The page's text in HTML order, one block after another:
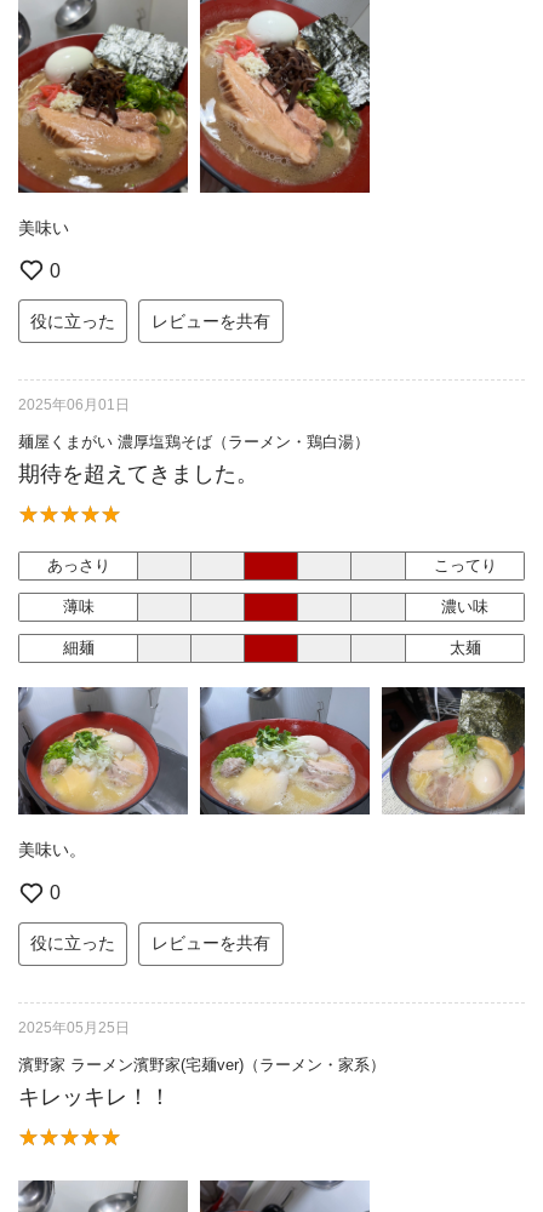
美味い
0
役に立った レビューを共有
2025年06月01日
麺屋くまがい 濃厚塩鶏そば（ラーメン・鶏白湯）
期待を超えてきました。
あっさり こってり
薄味 濃い味
細麺 太麺
美味い。
0
役に立った レビューを共有
2025年05月25日
濱野家 ラーメン濱野家(宅麺ver)（ラーメン・家系）
キレッキレ！！